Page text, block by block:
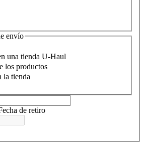
envío
una tienda U-Haul
los productos
la tienda
de retiro